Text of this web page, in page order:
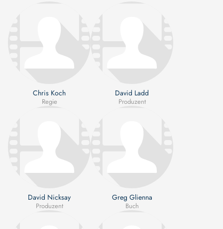
Chris Koch
Regie
David Ladd
Produzent
David Nicksay
Produzent
Greg Glienna
Buch